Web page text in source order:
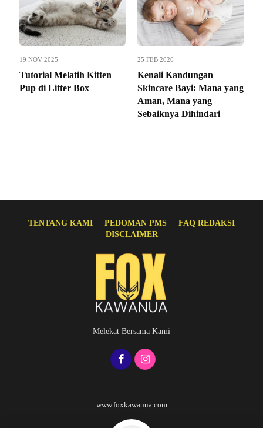
19 NOV 2025
Tutorial Melatih Kitten
Pup di Litter Box
25 FEB 2026
Kenali Kandungan
Skincare Bayi: Mana yang
Aman, Mana yang
Sebaiknya Dihindari
TENTANG KAMI PEDOMAN PMS
FAQ REDAKSI
DISCLAIMER
Melekat Bersama Kami
www.foxkawanua.com